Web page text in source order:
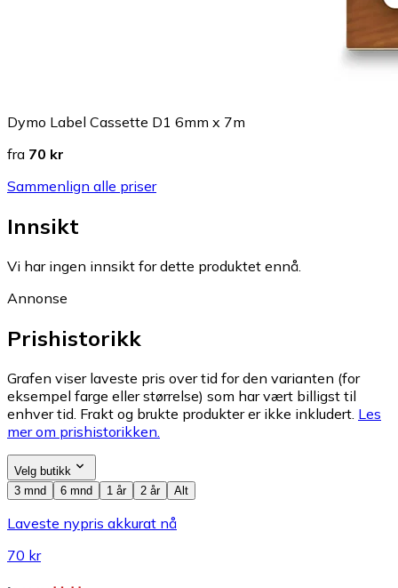
Dymo Label Cassette D1 6mm x 7m
fra 70 kr
Sammenlign alle priser
Innsikt
Vi har ingen innsikt for dette produktet ennå.
Annonse
Prishistorikk
Grafen viser laveste pris over tid for den varianten (for
eksempel farge eller størrelse) som har vært billigst til
enhver tid. Frakt og brukte produkter er ikke inkludert. Les
mer om prishistorikken.
Velg butikk
3 mnd
6 mnd 1 år 2 år Alt
Laveste nypris akkurat nå
70 kr